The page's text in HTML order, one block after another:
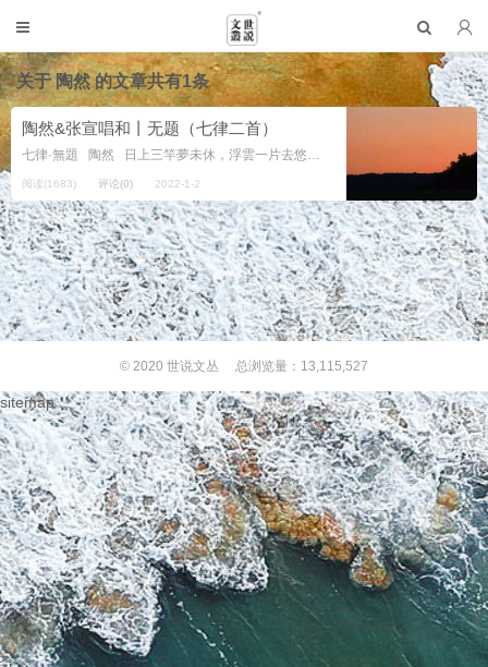
关于陶然的文章共有1条
陶然&张宣唱和丨无题（七律二首）
七律·無題 陶然 日上三竿夢未休，浮雲一片去悠悠。 東移西运斗杓轉，北往南來羈鳥愁。 獨立高飛疎雨外，孤聲伴月白萍洲。 秋鴻一曲明心跡，燕...
阅读(1683) 评论(0) 2022-1-2
© 2020 世说文丛 总浏览量：13,115,527
sitemap